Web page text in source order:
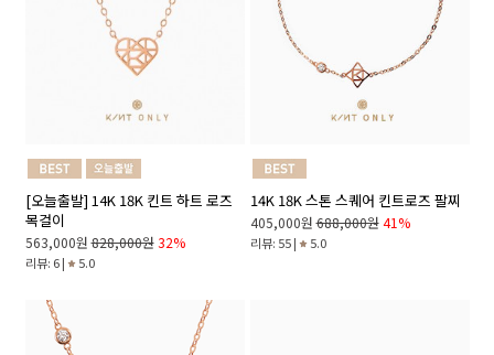
[오늘출발] 14K 18K 킨트 하트 로즈
목걸이
563,000원 828,000원 32%
리뷰: 6 | 5.0
14K 18K 스톤 스퀘어 킨트로즈 팔찌
405,000원 688,000원 41%
리뷰: 55 | 5.0